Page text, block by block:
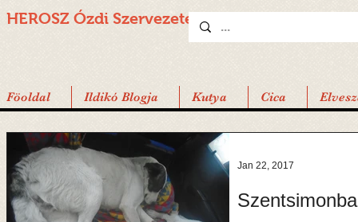
HEROSZ Ózdi Szervezete
Föoldal Ildikó Blogja Kutya Cica
Jan 22, 2017